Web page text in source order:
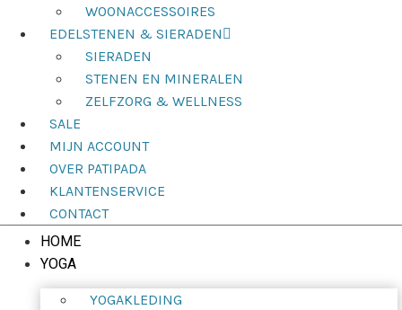
WOONACCESSOIRES
EDELSTENEN & SIERADEN
SIERADEN
STENEN EN MINERALEN
ZELFZORG & WELLNESS
SALE
MIJN ACCOUNT
OVER PATIPADA
KLANTENSERVICE
CONTACT
HOME
YOGA
YOGAKLEDING